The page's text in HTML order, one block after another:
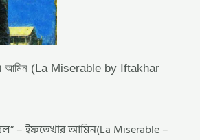
আমিন (La Miserable by Iftakhar
– ইফতেখার আমিন(La Miserable –